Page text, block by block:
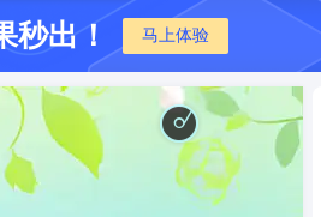
开心的校园 - Happy campus
秒出！ 马上体验